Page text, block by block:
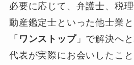
必要に応じて、弁護士、税
動産鑑定士といった他士業と
「 ワンストップ」で解決へと
代表が実際にお会いしたこ